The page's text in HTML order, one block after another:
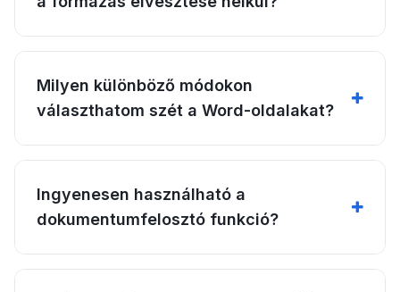
Milyen különböző módokon
választhatom szét a Word-oldalakat?
Ingyenesen használható a
dokumentumfelosztó funkció?